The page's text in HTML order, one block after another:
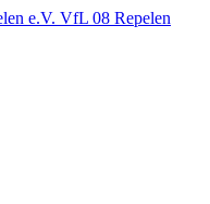
VfL 08 Repelen